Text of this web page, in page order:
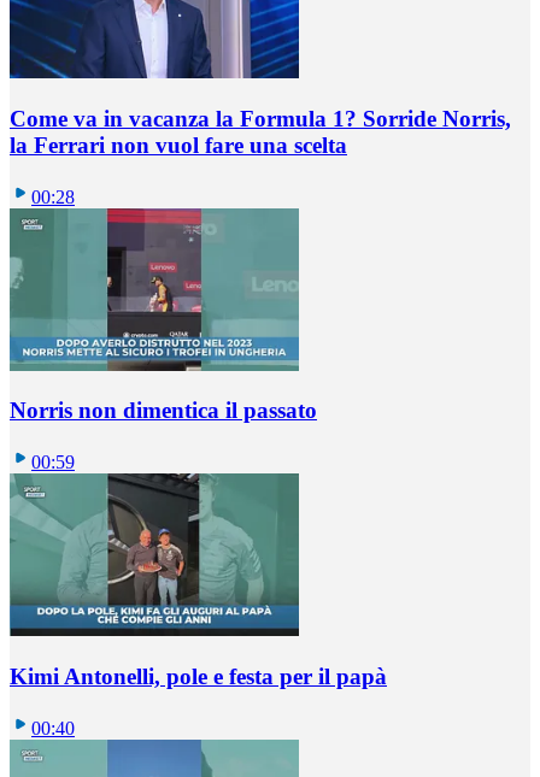
Come va in vacanza la Formula 1? Sorride Norris,
la Ferrari non vuol fare una scelta
00:28
Norris non dimentica il passato
00:59
Kimi Antonelli, pole e festa per il papà
00:40